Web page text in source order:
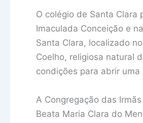
O colégio de Santa Clara
Imaculada Conceição e
Santa Clara, localizado
Coelho, religiosa natural
condições para abrir uma
A Congregação das
Beata Maria Clara do